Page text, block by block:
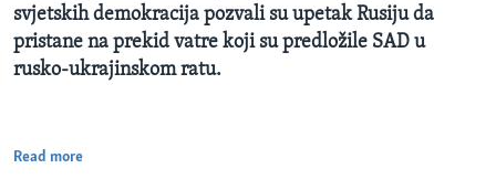
svjetskih demokracija pozvali su upetak Rusiju da
pristane na prekid vatre koji su predložile SAD u
rusko-ukrajinskom ratu.
Read more